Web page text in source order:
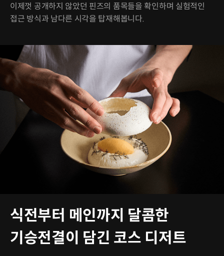
이제껏 공개하지 않았던 핀즈의 품목들을 확인하며 실험적인
접근 방식과 남다른 시각을 탑재해봅니다.
식전부터 메인까지 달콤한
기승전결이 담긴 코스 디저트